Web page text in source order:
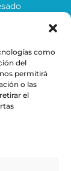
como
del
permitirá
o las
el
y
como